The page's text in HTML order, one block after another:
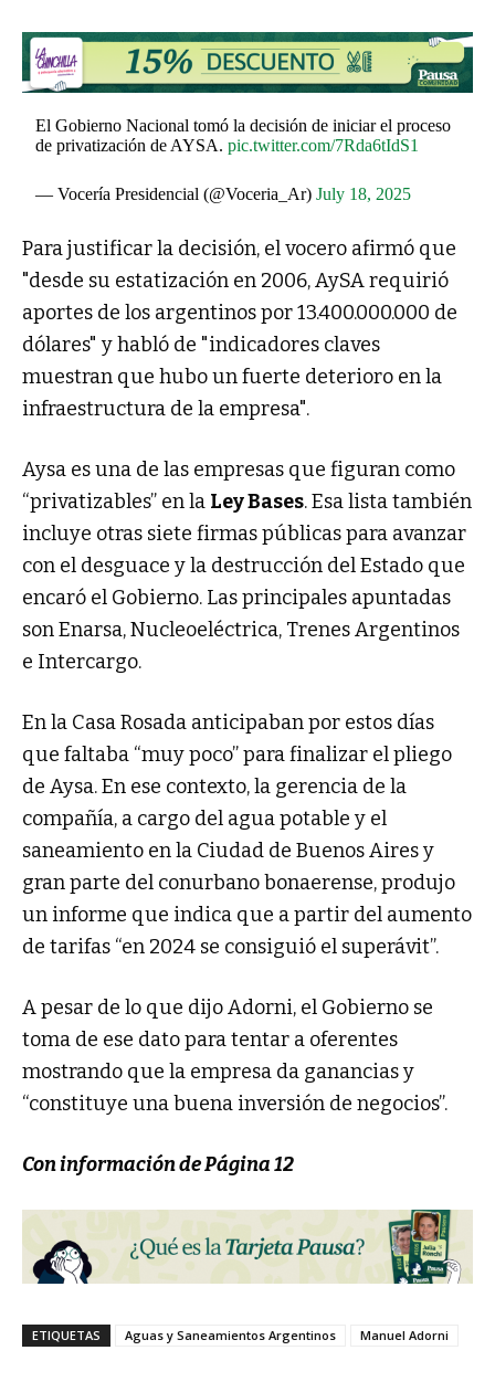
El Gobierno Nacional tomó la decisión de iniciar el proceso
de privatización de AYSA.pic.twitter.com/7Rda6tIdS1
— Vocería Presidencial (@Voceria_Ar)July 18, 2025
Para justificar la decisión, el vocero afirmó que
"desde su estatización en 2006, AySA requirió
aportes de los argentinos por 13.400.000.000 de
dólares" y habló de "indicadores claves
muestran que hubo un fuerte deterioro en la
infraestructura de la empresa".
Aysa es una de las empresas que figuran como
“privatizables” en la Ley Bases. Esa lista también
incluye otras siete firmas públicas para avanzar
con el desguace y la destrucción del Estado que
encaró el Gobierno. Las principales apuntadas
son Enarsa, Nucleoeléctrica, Trenes Argentinos
e Intercargo.
En la Casa Rosada anticipaban por estos días
que faltaba “muy poco” para finalizar el pliego
de Aysa. En ese contexto, la gerencia de la
compañía, a cargo del agua potable y el
saneamiento en la Ciudad de Buenos Aires y
gran parte del conurbano bonaerense, produjo
un informe que indica que a partir del aumento
de tarifas “en 2024 se consiguió el superávit”.
A pesar de lo que dijo Adorni, el Gobierno se
toma de ese dato para tentar a oferentes
mostrando que la empresa da ganancias y
“constituye una buena inversión de negocios”.
Con información de Página 12
ETIQUETAS Aguas y Saneamientos Argentinos Manuel Adorni